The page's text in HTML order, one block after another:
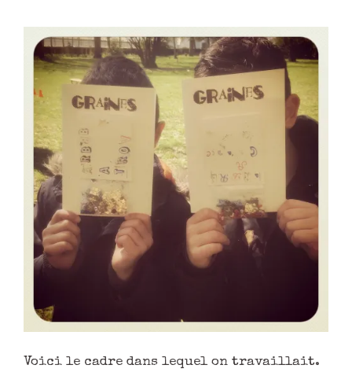
Voici le cadre dans lequel on travaillait.